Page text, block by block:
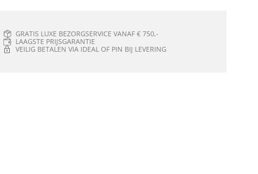
GRATIS LUXE BEZORGSERVICE VANAF € 750,-
LAAGSTE PRIJSGARANTIE
VEILIG BETALEN VIA IDEAL OF PIN BIJ LEVERING